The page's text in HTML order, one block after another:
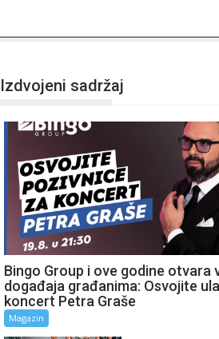
Izdvojeni sadržaj
Bingo Group i ove godine otvara
događaja građanima: Osvojite
koncert Petra Graše
Magazin